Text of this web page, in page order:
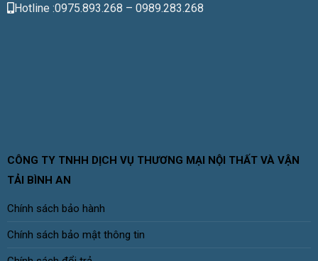
Hotline :0975.893.268 – 0989.283.268
CÔNG TY TNHH DỊCH VỤ THƯƠNG MẠI NỘI THẤT VÀ VẬN
TẢI BÌNH AN
Chính sách bảo hành
Chính sách bảo mật thông tin